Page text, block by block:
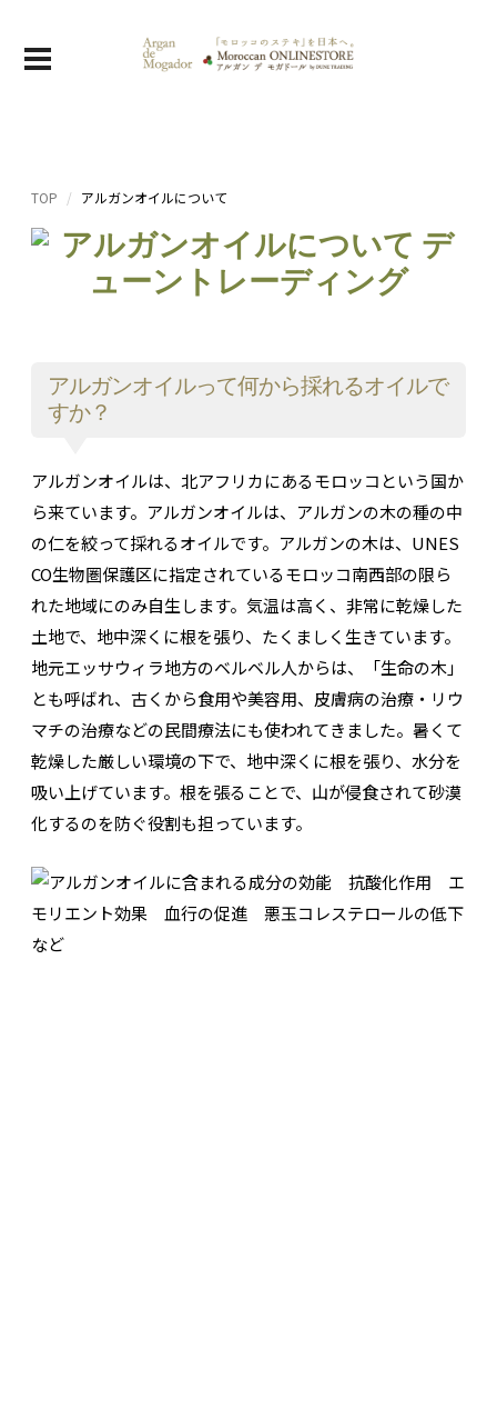
TOP アルガンオイルについて
アルガンオイルって何から採れるオイルで
すか？
アルガンオイルは、北アフリカにあるモロッコという国か
ら来ています。アルガンオイルは、アルガンの木の種の中
の仁を絞って採れるオイルです。アルガンの木は、UNES
CO生物圏保護区に指定されているモロッコ南西部の限ら
れた地域にのみ自生します。気温は高く、非常に乾燥した
土地で、地中深くに根を張り、たくましく生きています。
地元エッサウィラ地方のベルベル人からは、「生命の木」
とも呼ばれ、古くから食用や美容用、皮膚病の治療・リウ
マチの治療などの民間療法にも使われてきました。暑くて
乾燥した厳しい環境の下で、地中深くに根を張り、水分を
吸い上げています。根を張ることで、山が侵食されて砂漠
化するのを防ぐ役割も担っています。